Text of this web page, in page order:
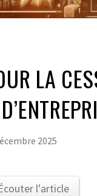
LA
2025
l'article